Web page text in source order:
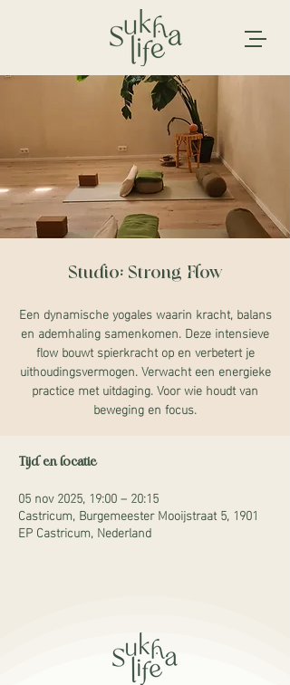
Studio: Strong Flow
Een dynamische yogales waarin kracht, balans
en ademhaling samenkomen. Deze intensieve
flow bouwt spierkracht op en verbetert je
uithoudingsvermogen. Verwacht een energieke
practice met uitdaging. Voor wie houdt van
beweging en focus.
Tijd en locatie
05 nov 2025, 19:00 – 20:15
Castricum, Burgemeester Mooijstraat 5, 1901
EP Castricum, Nederland